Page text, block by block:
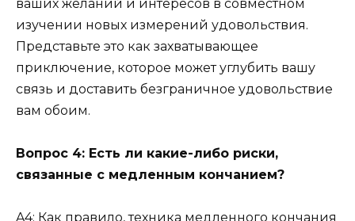
ваших желаний и интересов в совместном
изучении новых измерений удовольствия.
Представьте это как захватывающее
приключение, которое может углубить вашу
связь и доставить безграничное удовольствие
вам обоим.
Вопрос 4: Есть ли какие-либо риски,
связанные с медленным кончанием?
A4: Как правило, техника медленного кончания